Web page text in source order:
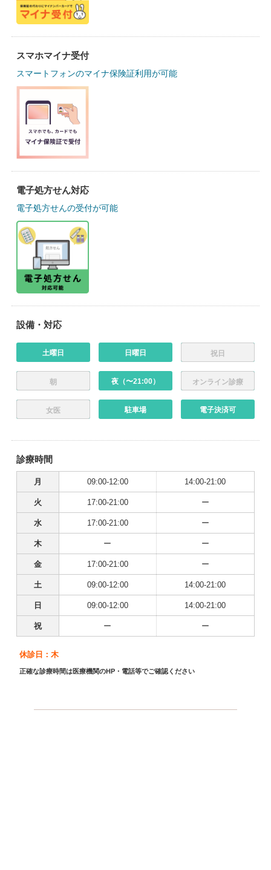
スマホマイナ受付
スマートフォンのマイナ保険証利用が可能
電子処方せん対応
電子処方せんの受付が可能
設備・対応
土曜日 日曜日 祝日
朝 夜（〜21:00） オンライン診療
女医 駐車場 電子決済可
診療時間
月 09:00-12:00 14:00-21:00
火 17:00-21:00 ー
水 17:00-21:00 ー
木 ー ー
金 17:00-21:00 ー
土 09:00-12:00 14:00-21:00
日 09:00-12:00 14:00-21:00
祝 ー ー
休診日：木
正確な診療時間は医療機関のHP・電話等でご確認ください